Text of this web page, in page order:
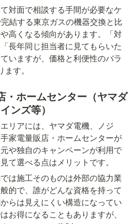
対面で相談する手間が必要なケ
結する東京ガスの機器交換と比
高くなる傾向があります。「対
長年同じ担当者に見てもらいた
いますが、価格と利便性のバラ
す。
・ホームセンター（ヤマダ
ンズ等）
リアには、ヤマダ電機、ノジ
家電量販店・ホームセンターが
や独自のキャンペーンが利用で
て選べる点はメリットです。
は施工そのものは外部の協力業
的で、誰がどんな資格を持って
らは見えにくい構造になってい
お得になることもありますが、